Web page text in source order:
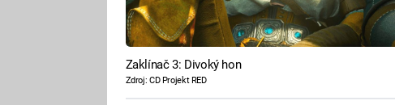
Zaklínač 3: Divoký hon
Zdroj: CD Projekt RED